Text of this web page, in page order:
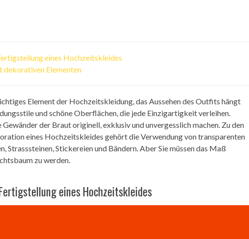
eines Hochzeitskleides
dekorativen Elementen
Element der Hochzeitskleidung, das Aussehen des Outfits hängt
und schöne Oberflächen, die jede Einzigartigkeit verleihen.
der Braut originell, exklusiv und unvergesslich machen. Zu den
eines Hochzeitskleides gehört die Verwendung von transparenten
Strasssteinen, Stickereien und Bändern. Aber Sie müssen das Maß
zu werden.
eines Hochzeitskleides